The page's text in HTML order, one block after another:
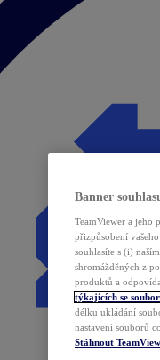
Banner
TeamViewer a jeho
přizpůsobení
souhlasíte s (i)
shromážděných z
produktů a
týkajících se
délku ukládání
nastavení souborů
Stáhnout